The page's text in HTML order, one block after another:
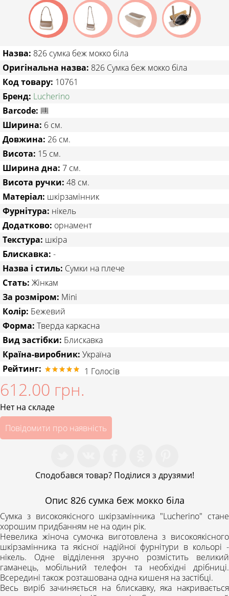
Назва: 826 сумка беж мокко біла
Оригінальна назва: 826 Сумка беж мокко біла
Код товару: 10761
Бренд: Lucherino
Barcode:
Ширина: 6 см.
Довжина: 26 см.
Висота: 15 см.
Ширина дна: 7 см.
Висота ручки: 48 см.
Матеріал: шкірзамінник
Фурнітура: нікель
Додатково: орнамент
Текстура: шкіра
Блискавка: -
Назва і стиль: Сумки на плече
Стать: Жінкам
За розміром: Mini
Колір: Бежевий
Форма: Тверда каркасна
Вид застібки: Блискавка
Країна-виробник: Україна
Рейтинг:
1 Голосів
612.00 грн.
Нет на складе
Повідомити про наявність
Сподобався товар? Поділися з друзями!
Опис 826 сумка беж мокко біла
Сумка з високоякісного шкірзамінника "Lucherino" стане
хорошим придбанням не на один рік.
Невелика жіноча сумочка виготовлена з високоякісного
шкірзамінника та якісної надійної фурнітури в кольорі -
нікель. Одне відділення зручно розмістить великий
гаманець, мобільний телефон та необхідні дрібниці.
Всередині також розташована одна кишеня на застібці.
Весь виріб зачиняється на блискавку, яка накривається